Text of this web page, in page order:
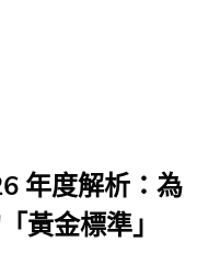
年度解析：為
黃金標準」